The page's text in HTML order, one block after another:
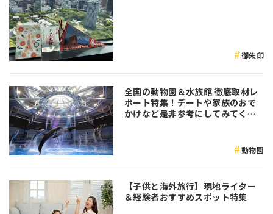
御朱印
全国の動物園＆水族館 徹底取材レ
ポート特集！デートや家族のおで
かけなど是非参考にしてみてくだ
動物園
【子供と海外旅行】現地ライター
＆経験者おすすめスポット特集